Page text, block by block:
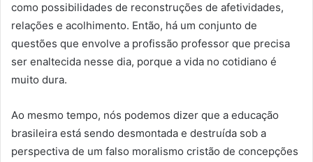
como possibilidades de reconstruções de afetividades,
relações e acolhimento. Então, há um conjunto de
questões que envolve a profissão professor que precisa
ser enaltecida nesse dia, porque a vida no cotidiano é
muito dura.
Ao mesmo tempo, nós podemos dizer que a educação
brasileira está sendo desmontada e destruída sob a
perspectiva de um falso moralismo cristão de concepções